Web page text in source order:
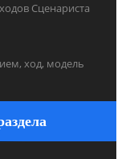
Сценариста
ход, модель